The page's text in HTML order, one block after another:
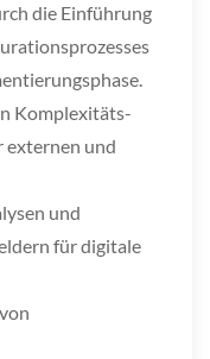
die Einführung
Komplexitäts-
externen und
und
für digitale